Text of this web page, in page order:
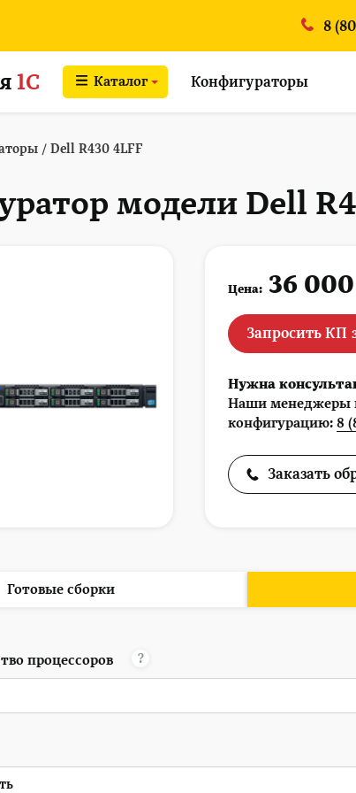
8
1С Каталог Конфигураторы
/ Dell R430 4LFF
модели Dell
Цена: 36
Запросить КП
Нужна
Наши менеджеры
конфигурацию: 8
Заказать
Готовые сборки
процессоров ?